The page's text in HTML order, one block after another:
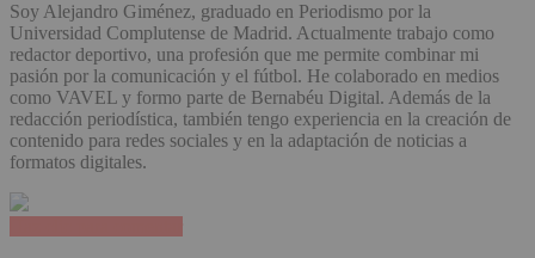
Soy Alejandro Giménez, graduado en Periodismo por la
Universidad Complutense de Madrid. Actualmente trabajo como
redactor deportivo, una profesión que me permite combinar mi
pasión por la comunicación y el fútbol. He colaborado en medios
como VAVEL y formo parte de Bernabéu Digital. Además de la
redacción periodística, también tengo experiencia en la creación de
contenido para redes sociales y en la adaptación de noticias a
formatos digitales.